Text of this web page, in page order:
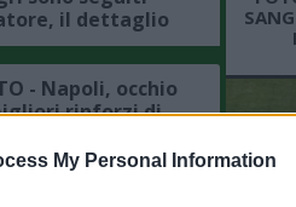
My Personal Information
il dettaglio
- Napoli, occhio
rinforzi di